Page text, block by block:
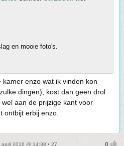
en mooie foto's.
enzo wat ik vinden kon
dingen), kost dan geen drol
aan de prijzige kant voor
ontbijt erbij enzo.
2016 @ 14:38 • 27